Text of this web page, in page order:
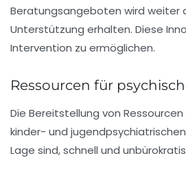
Beratungsangeboten wird weiter
Unterstützung erhalten. Diese
Intervention zu ermöglichen.
Ressourcen für
Die Bereitstellung von
kinder- und
Lage sind, schnell und